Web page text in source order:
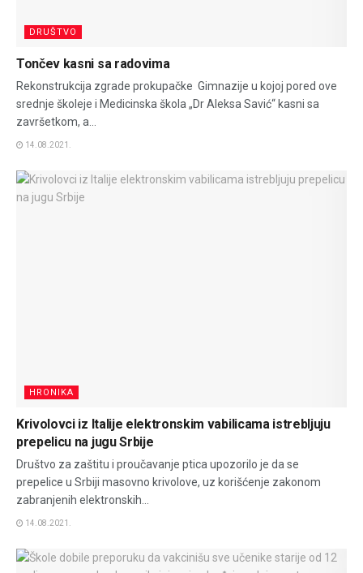
DRUŠTVO
Tončev kasni sa radovima
Rekonstrukcija zgrade prokupačke Gimnazije u kojoj pored ove
srednje školeje i Medicinska škola „Dr Aleksa Savić“ kasni sa
završetkom, a...
14.08.2021.
HRONIKA
Krivolovci iz Italije elektronskim vabilicama istrebljuju
prepelicu na jugu Srbije
Društvo za zaštitu i proučavanje ptica upozorilo je da se
prepelice u Srbiji masovno krivolove, uz korišćenje zakonom
zabranjenih elektronskih...
14.08.2021.